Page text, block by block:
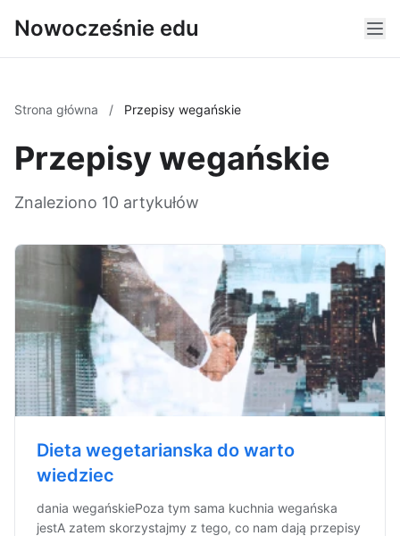
Nowocześnie edu
Strona główna / Przepisy wegańskie
Przepisy wegańskie
Znaleziono 10 artykułów
Dieta wegetarianska do warto
wiedziec
dania wegańskiePoza tym sama kuchnia wegańska
jestA zatem skorzystajmy z tego, co nam dają przepisy